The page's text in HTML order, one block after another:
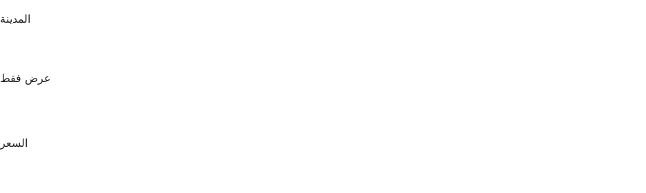
المدينة
عرض فقط
السعر